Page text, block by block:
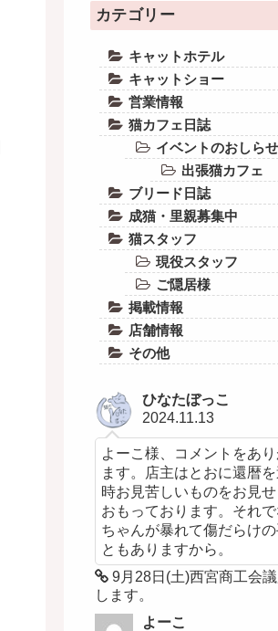
カテゴリー
キャットホテル
キャットショー
営業情報
猫カフェ日誌
イベントのおしらせ
出張猫カフェ
ブリード日誌
成猫・里親募集中
猫スタッフ
現役スタッフ
ご隠居様
掲載情報
店舗情報
その他
ひなたぼっこ
2024.11.13
よーこ様、コメントをあ
ます。店主はとおに還暦
時お見苦しいものをお見
おもっております。それ
ちゃんが暴れて傷だらけ
ともありますから。
9月28日(土)西宮商工会
します。
よーこ